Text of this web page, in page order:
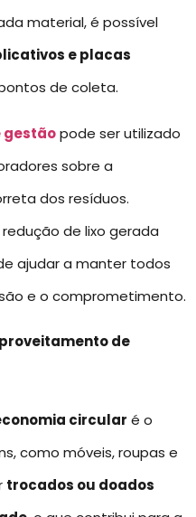
material, é possível
e placas
de coleta.
gestãopode ser utilizado
sobre a
dos resíduos.
de lixo gerada
ajudar a manter todos
e o comprometimento.
de
circular é o
como móveis, roupas e
trocados ou doados